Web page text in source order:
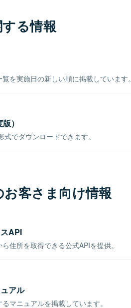
る情報
を実施日の新しい順に掲載しています。
）
でダウンロードできます。
客さま向け情報
API
住所を取得できる公式APIを提供。
アル
マニュアルを掲載しています。